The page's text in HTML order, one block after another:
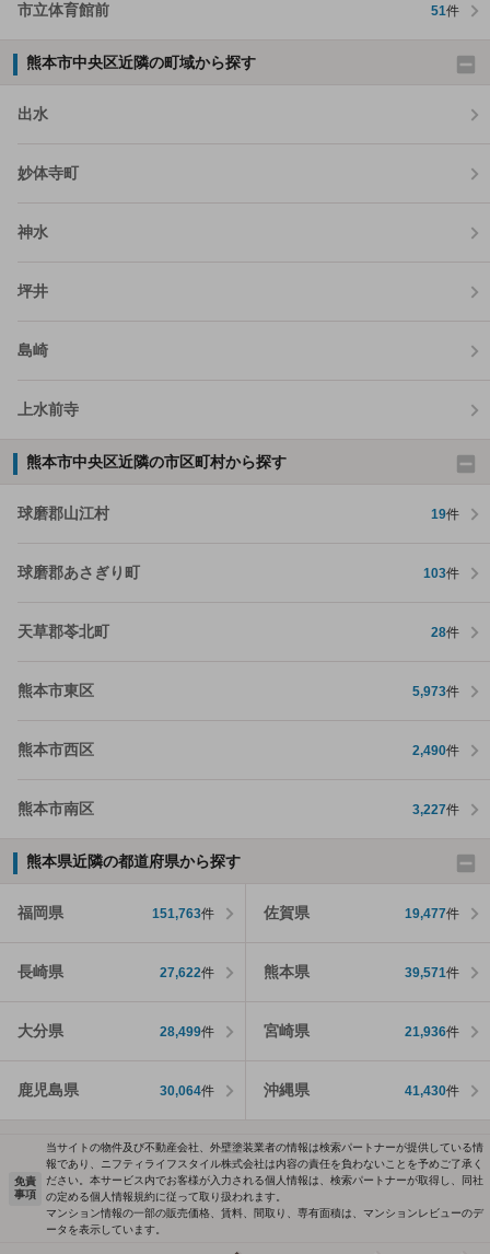
市立体育館前 51件
熊本市中央区近隣の町域から探す
出水
妙体寺町
神水
坪井
島崎
上水前寺
熊本市中央区近隣の市区町村から探す
球磨郡山江村 19件
球磨郡あさぎり町 103件
天草郡苓北町 28件
熊本市東区 5,973件
熊本市西区 2,490件
熊本市南区 3,227件
熊本県近隣の都道府県から探す
福岡県 151,763件 佐賀県 19,477件
長崎県 27,622件 熊本県 39,571件
大分県 28,499件 宮崎県 21,936件
鹿児島県 30,064件 沖縄県 41,430件
免責
事項
当サイトの物件及び不動産会社、外壁塗装業者の情報は検索パートナーが提供している情
報であり、ニフティライフスタイル株式会社は内容の責任を負わないことを予めご了承く
ださい。本サービス内でお客様が入力される個人情報は、検索パートナーが取得し、同社
の定める個人情報規約に従って取り扱われます。
マンション情報の一部の販売価格、賃料、間取り、専有面積は、マンションレビューのデ
ータを表示しています。